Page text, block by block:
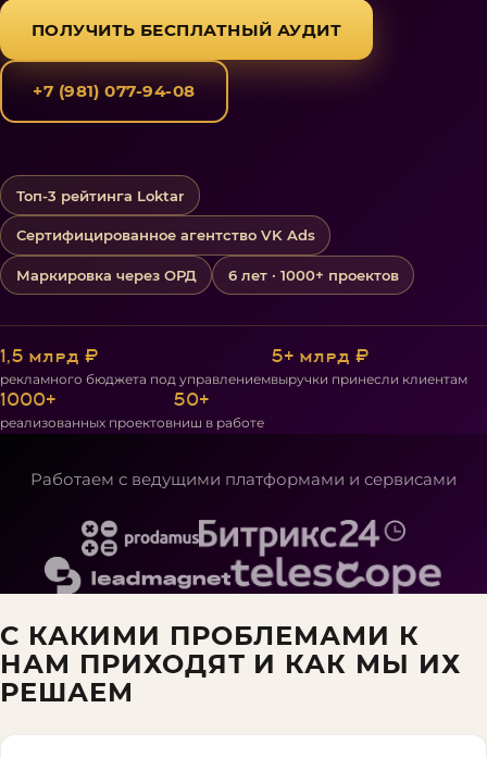
ПОЛУЧИТЬ БЕСПЛАТНЫЙ АУДИТ
+7 (981) 077-94-08
Топ-3 рейтинга Loktar
Сертифицированное агентство VK Ads
Маркировка через ОРД 6 лет · 1000+ проектов
1,5 млрд ₽
рекламного бюджета под управлением
5+ млрд ₽
выручки принесли клиентам
1000+
реализованных проектов
50+
ниш в работе
Работаем с ведущими платформами и сервисами
С КАКИМИ ПРОБЛЕМАМИ К
НАМ ПРИХОДЯТ И КАК МЫ ИХ
РЕШАЕМ